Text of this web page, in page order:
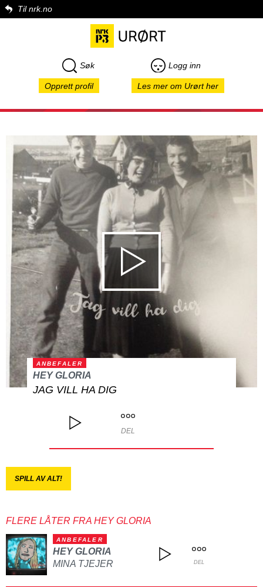
Til nrk.no
Søk Logg inn
Opprett profil Les mer om Urørt her
ANBEFALER
HEY GLORIA
JAG VILL HA DIG
DEL
SPILL AV ALT!
FLERE LÅTER FRA HEY GLORIA
ANBEFALER
HEY GLORIA
MINA TJEJER
DEL